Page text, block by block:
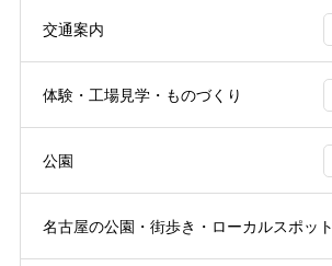
交通案内
体験・工場見学・ものづくり
公園
名古屋の公園・街歩き・ローカルスポット